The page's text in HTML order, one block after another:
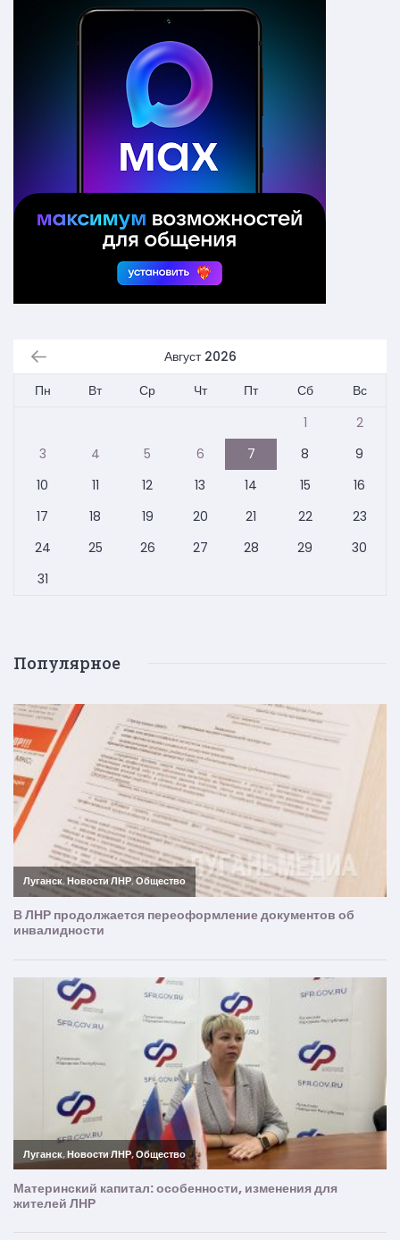
Август 2026
Пн
Вт Ср Чт Пт Сб
Вс
1
2
3
4 5 6 7 8
9
10
11 12 13 14 15
16
17
18 19 20 21 22
23
24
25 26 27 28 29
30
31
Популярное